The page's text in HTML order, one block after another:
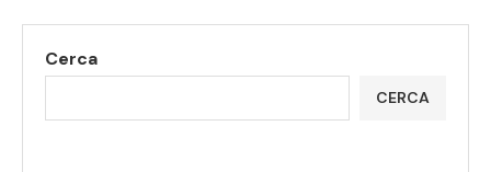
Cerca
CERCA